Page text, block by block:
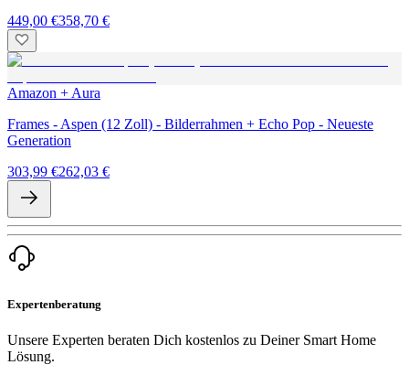
449,00 €358,70 €
Amazon + Aura
Frames - Aspen (12 Zoll) - Bilderrahmen + Echo Pop - Neueste
Generation
303,99 €262,03 €
Expertenberatung
Unsere Experten beraten Dich kostenlos zu Deiner Smart Home
Lösung.